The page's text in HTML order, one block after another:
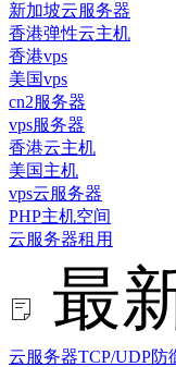
新加坡云服务器
香港弹性云主机
香港vps
美国vps
cn2服务器
vps服务器
香港云主机
美国主机
vps云服务器
PHP主机空间
云服务器租用
最
云服务器TCP/UDP